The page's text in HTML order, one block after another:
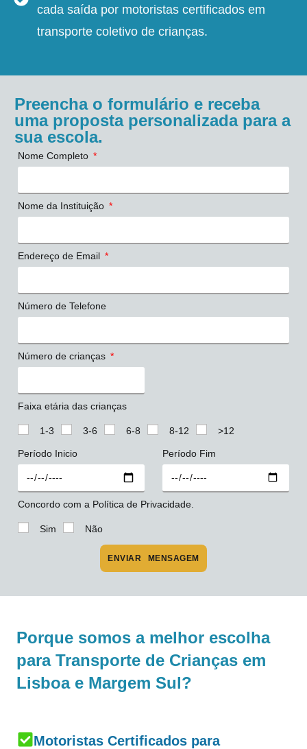
cada saída por motoristas certificados em
transporte coletivo de crianças.
Preencha o formulário e receba
uma proposta personalizada para a
sua escola.
Nome Completo
Nome da Instituição
Endereço de Email
Número de Telefone
Número de crianças
Faixa etária das crianças
1-3 3-6 6-8 8-12 >12
Período Inicio Período Fim
Concordo com a Política de Privacidade.
Sim Não
ENVIAR MENSAGEM
Porque somos a melhor escolha
para Transporte de Crianças em
Lisboa e Margem Sul?
Motoristas Certificados para